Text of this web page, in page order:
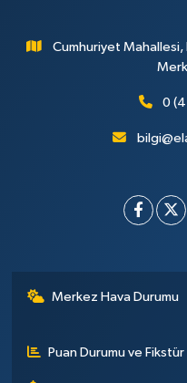
Cumhuriyet Mahallesi,
0
Merkez Hava Durumu
Puan Durumu ve Fikstür